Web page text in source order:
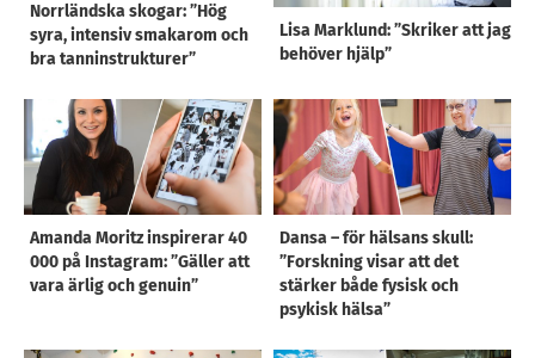
Norrländska skogar: ”Hög
syra, intensiv smakarom och
bra tanninstrukturer”
Lisa Marklund: ”Skriker att jag
behöver hjälp”
Amanda Moritz inspirerar 40
000 på Instagram: ”Gäller att
vara ärlig och genuin”
Dansa – för hälsans skull:
”Forskning visar att det
stärker både fysisk och
psykisk hälsa”